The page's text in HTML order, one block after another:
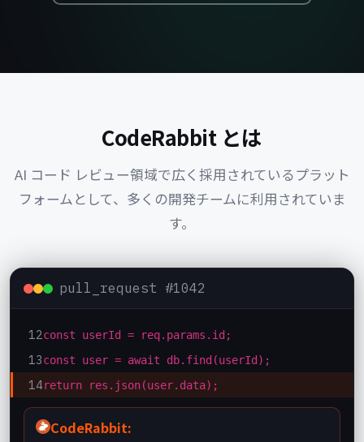
CodeRabbit とは
AI コード レビュー領域で広く採用されているプラット
フォームとして、多くの開発チームに利用されていま
す。
pull_request #1042
12const userId = req.params.id;
13const user = await db.find(userId);
14return res.json(user.data);
CodeRabbit: